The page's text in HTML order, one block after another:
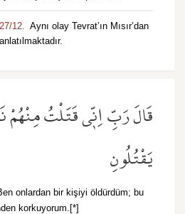
12. Aynı olay Tevrat’ın Mısır’dan
قَالَ رَبِّ اِنّ۪ي قَتَلْتُ مِنْهُمْ
يَقْتُلُونِ
onlardan bir kişiyi öldürdüm; bu
korkuyorum.[*]